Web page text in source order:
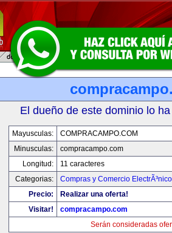
El dueño de este dominio lo
Mayusculas:
COMPRACAMPO.COM
Minusculas:
compracampo.com
Longitud:
11 caracteres
Categorias:
Compras y Comercio ElectrÃ³nico
Precio:
Realizar una oferta!
Visitar!
compracampo.com
Serán consideradas